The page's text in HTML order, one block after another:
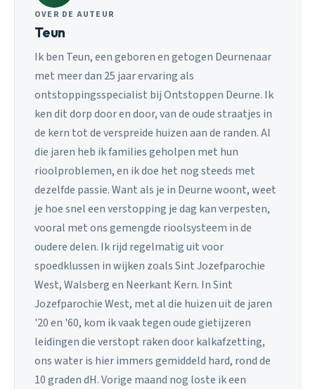
OVER DE AUTEUR
Teun
Ik ben Teun, een geboren en getogen Deurnenaar
met meer dan 25 jaar ervaring als
ontstoppingsspecialist bij Ontstoppen Deurne. Ik
ken dit dorp door en door, van de oude straatjes in
de kern tot de verspreide huizen aan de randen. Al
die jaren heb ik families geholpen met hun
rioolproblemen, en ik doe het nog steeds met
dezelfde passie. Want als je in Deurne woont, weet
je hoe snel een verstopping je dag kan verpesten,
vooral met ons gemengde rioolsysteem in de
oudere delen. Ik rijd regelmatig uit voor
spoedklussen in wijken zoals Sint Jozefparochie
West, Walsberg en Neerkant Kern. In Sint
Jozefparochie West, met al die huizen uit de jaren
'20 en '60, kom ik vaak tegen oude gietijzeren
leidingen die verstopt raken door kalkafzetting,
ons water is hier immers gemiddeld hard, rond de
10 graden dH. Vorige maand nog loste ik een